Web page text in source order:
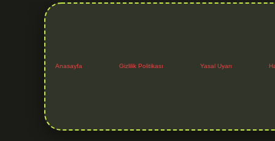
Anasayfa Gizlilik Politikası Yasal Uyarı